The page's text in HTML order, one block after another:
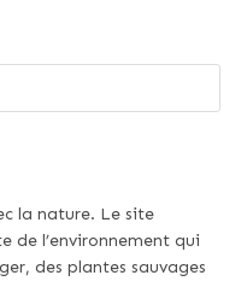
la nature. Le site
de l’environnement qui
des plantes sauvages